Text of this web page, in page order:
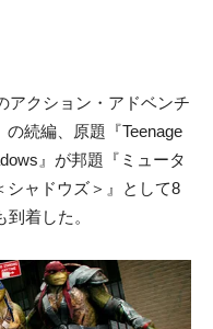
アクション・アドベンチ
続編、原題『Teenage
』が邦題『ミュータ
シャドウズ＞』として8
着した。